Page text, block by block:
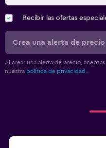
Recibir las ofertas
Crea una alerta de precio
Al crear una alerta de precio,
nuestra política de privacidad.